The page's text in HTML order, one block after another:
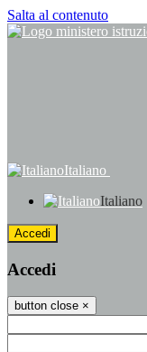
Salta al contenuto
Italiano
Italiano
Accedi
Accedi
button close ×